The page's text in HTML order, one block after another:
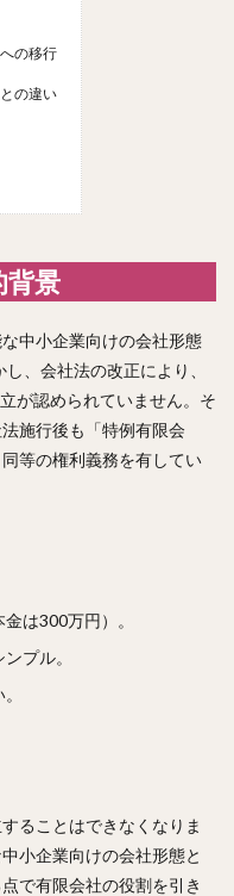
の移行
の違い
背景
中小企業向けの会社形態
、会社法の改正により、
が認められていません。そ
施行後も「特例有限会
等の権利義務を有してい
は300万円）。
プル。
ることはできなくなりま
小企業向けの会社形態と
で有限会社の役割を引き